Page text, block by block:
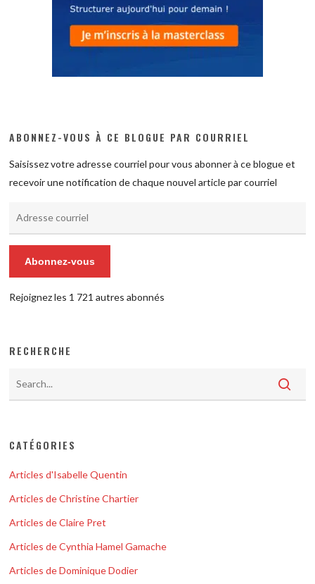
ABONNEZ-VOUS À CE BLOGUE PAR COURRIEL
Saisissez votre adresse courriel pour vous abonner à ce blogue et
recevoir une notification de chaque nouvel article par courriel
Abonnez-vous
Rejoignez les 1 721 autres abonnés
RECHERCHE
CATÉGORIES
Articles d'Isabelle Quentin
Articles de Christine Chartier
Articles de Claire Pret
Articles de Cynthia Hamel Gamache
Articles de Dominique Dodier